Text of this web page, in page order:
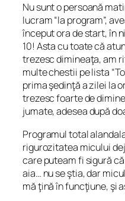
Nu sunt o persoană
lucram “la program”,
început ora de start, în
10! Asta cu toate că
trezesc dimineaţa, am
multe chestii pe lista
prima şedinţă a zilei la
trezesc foarte de
jumate, adesea după
Programul total
rigurozitatea micului
care puteam fi sigură
aia… nu se ştia, dar
mă ţină în funcţiune, şi